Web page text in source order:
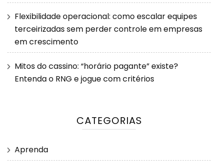
Flexibilidade operacional: como escalar equipes
terceirizadas sem perder controle em empresas
em crescimento
Mitos do cassino: “horário pagante” existe?
Entenda o RNG e jogue com critérios
CATEGORIAS
Aprenda